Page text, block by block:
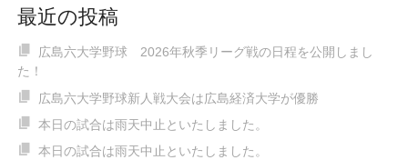
最近の投稿
広島六大学野球 2026年秋季リーグ戦の日程を公開しまし
た！
広島六大学野球新人戦大会は広島経済大学が優勝
本日の試合は雨天中止といたしました。
本日の試合は雨天中止といたしました。